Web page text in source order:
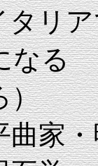
リア
なる
）
家・